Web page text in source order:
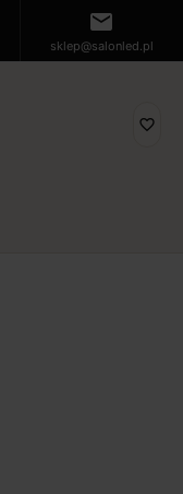
mail
sklep@salonled.pl
favorite_border